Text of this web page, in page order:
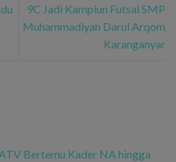
9C Jadi Kampiun Futsal SMP
Muhammadiyah Darul Arqom
Karanganyar
Bertemu Kader NA hingga